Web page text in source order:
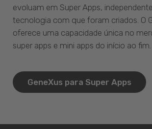
evoluam em Super Apps,
tecnologia com que foram criados. O
oferece uma capacidade única no
super apps e mini apps do início ao fim.
GeneXus para Super Apps